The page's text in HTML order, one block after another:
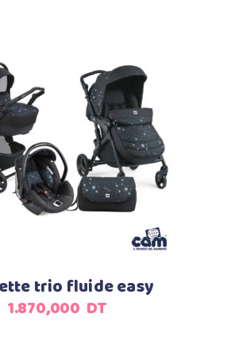
au panier
trio fluide easy
1.870,000 DT